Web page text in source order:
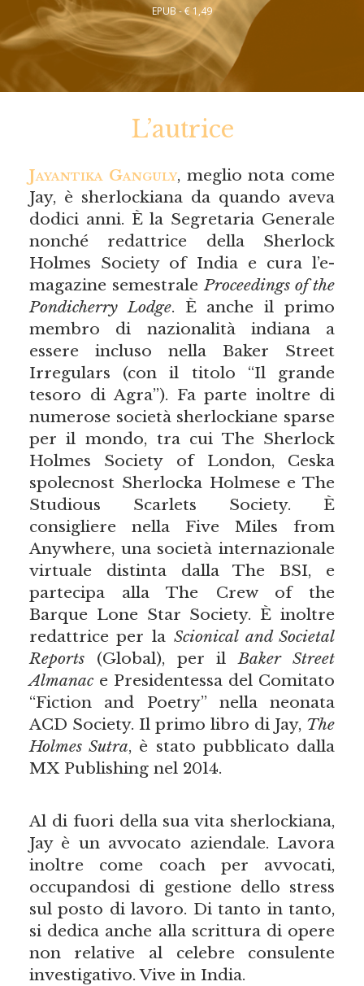
EPUB - € 1,49
L’autrice
Jayantika Ganguly, meglio nota come
Jay, è sherlockiana da quando aveva
dodici anni. È la Segretaria Generale
nonché redattrice della Sherlock
Holmes Society of India e cura l’e-
magazine semestraleProceedings of the
Pondicherry Lodge. È anche il primo
membro di nazionalità indiana a
essere incluso nella Baker Street
Irregulars (con il titolo “Il grande
tesoro di Agra”). Fa parte inoltre di
numerose società sherlockiane sparse
per il mondo, tra cui The Sherlock
Holmes Society of London, Ceska
spolecnost Sherlocka Holmese e The
Studious Scarlets Society. È
consigliere nella Five Miles from
Anywhere, una società internazionale
virtuale distinta dalla The BSI, e
partecipa alla The Crew of the
Barque Lone Star Society. È inoltre
redattrice per la Scionical and Societal
Reports(Global), per ilBaker Street
Almanace Presidentessa del Comitato
“Fiction and Poetry” nella neonata
ACD Society. Il primo libro di Jay, The
Holmes Sutra, è stato pubblicato dalla
MX Publishing nel 2014.
Al di fuori della sua vita sherlockiana,
Jay è un avvocato aziendale. Lavora
inoltre come coach per avvocati,
occupandosi di gestione dello stress
sul posto di lavoro. Di tanto in tanto,
si dedica anche alla scrittura di opere
non relative al celebre consulente
investigativo. Vive in India.